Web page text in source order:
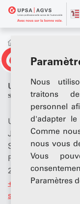
Nous
traitons
personnel
d'adapter
Comme
nous vous
Vous
Paramètres
Union
suisse de
UPSA / AGVS
Jura et Jura
Secrétariat
Rue du Cornat 4
2853 Courfaivre
+41 (0)32 426 55 09
secretariat